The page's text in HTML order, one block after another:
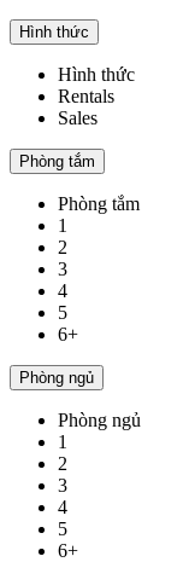
Hình thức
Hình thức
Rentals
Sales
Phòng tắm
Phòng tắm
1
2
3
4
5
6+
Phòng ngủ
Phòng ngủ
1
2
3
4
5
6+